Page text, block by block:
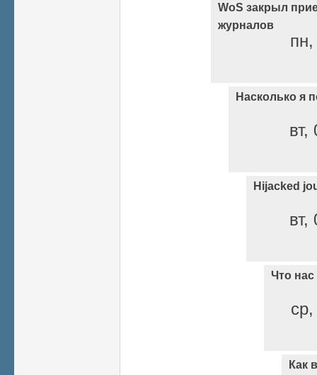
WoS закрыл
журналов
Насколько я
Hijacked
Что
Как